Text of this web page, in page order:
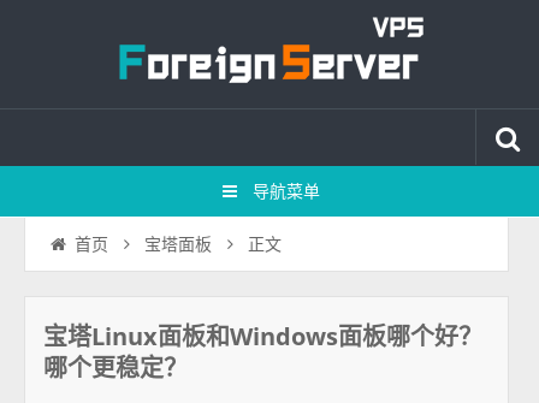
导航菜单
首页 宝塔面板 正文
宝塔Linux面板和Windows面板哪个好？
哪个更稳定？